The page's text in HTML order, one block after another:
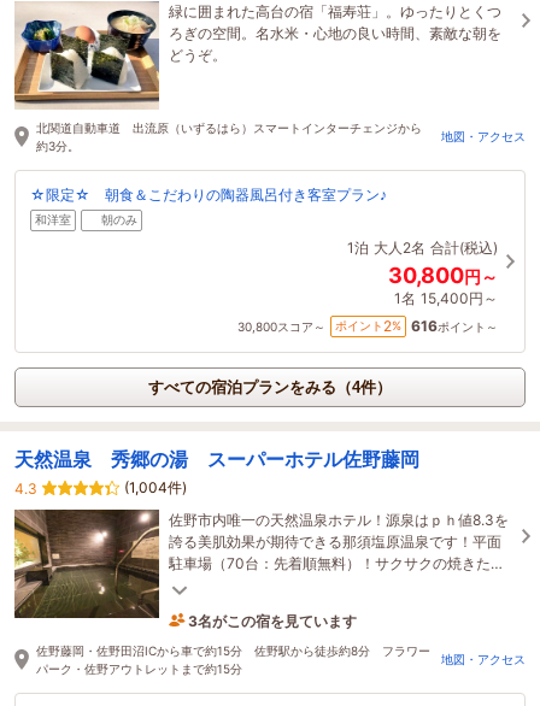
緑に囲まれた高台の宿「福寿荘」。ゆったりとくつ
ろぎの空間。名水米・心地の良い時間、素敵な朝を
どうぞ。
北関道自動車道 出流原（いずるはら）スマートインターチェンジから
約3分。
地図・アクセス
☆限定☆ 朝食＆こだわりの陶器風呂付き客室プラン♪
和洋室 朝のみ
1泊 大人2名 合計(税込)
30,800円～
1名 15,400円～
30,800スコア～ ポイント 2% 616ポイント～
すべての宿泊プランをみる（4件）
天然温泉 秀郷の湯 スーパーホテル佐野藤岡
4.3
(1,004件)
佐野市内唯一の天然温泉ホテル！源泉はｐｈ値8.3を
誇る美肌効果が期待できる那須塩原温泉です！平面
駐車場（70台：先着順無料）！サクサクの焼きたて
パン朝食、ウェルカムバーは無料サービス♪
3名がこの宿を見ています
2時間前に予約されました
佐野藤岡・佐野田沼ICから車で約15分 佐野駅から徒歩約8分 フラワー
パーク・佐野アウトレットまで約15分
地図・アクセス